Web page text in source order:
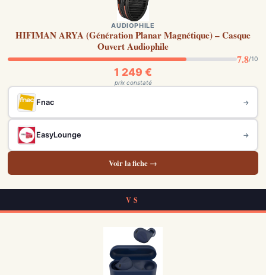
AUDIOPHILE
HIFIMAN ARYA (Génération Planar Magnétique) – Casque
Ouvert Audiophile
7.8/10
1 249 €
prix constaté
Fnac →
EasyLounge →
Voir la fiche →
VS